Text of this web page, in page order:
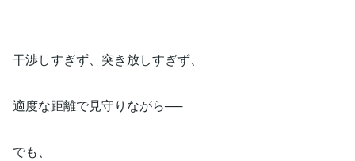
干渉しすぎず、突き放しすぎず、
適度な距離で見守りながら──
でも、